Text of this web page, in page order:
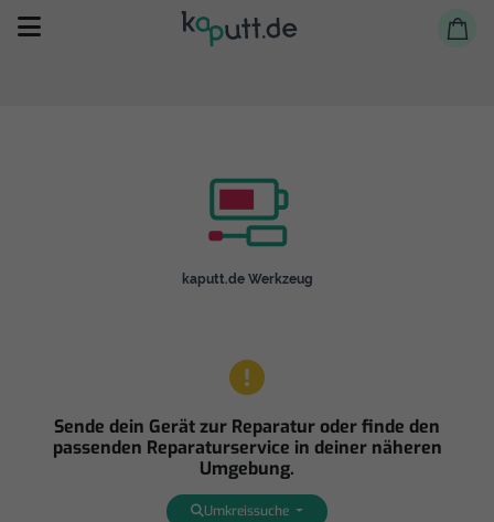
Selbst reparieren
kaputt.de Werkzeug
Sende dein Gerät zur Reparatur oder finde den
passenden Reparaturservice in deiner näheren
Umgebung.
Umkreissuche